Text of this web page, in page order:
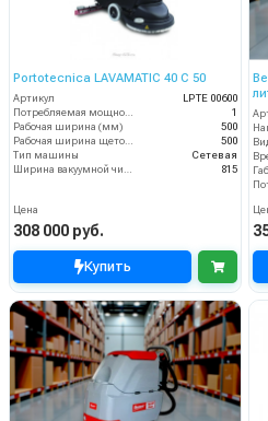
Portotecnica LAVAMATIC 40 C 50
Артикул
LPTE 00600
1
Рабочая ширина (мм)
500
500
Тип машины
Сетевая
815
Цена
308 000 руб.
Купить